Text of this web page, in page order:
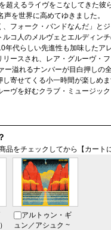
超えるライヴをこなしてきた
を世界に高めてゆきました。
フォーク・バンドなんだ」と
コ人のメルヴェとエルディン
年代らしい先進性も加味したア
ースされ、レア・グルーヴ・
ー溢れるナンバーが目白押しの
寄せてくる小一時間が楽しめま
ヴを好むクラブ・ミュージッ
をチェックしてから【カート
アルトゥン・ギ
ュン／アシュク ~